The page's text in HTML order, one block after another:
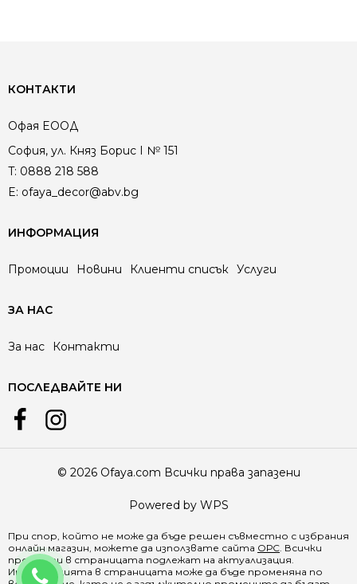
0888 218 588
КОНТАКТИ
Офая EООД
София, ул. Княз Борис I № 151
T: 0888 218 588
E: ofaya_decor@abv.bg
ИНФОРМАЦИЯ
Промоции Новини Клиенти списък Услуги
ЗА НАС
За нас Контакти
ПОСЛЕДВАЙТЕ НИ
© 2026 Ofaya.com Всички права запазени
Powered by WPS
При спор, който не може да бъде решен съвместно с избрания
онлайн магазин, можете да използвате сайта ОРС. Всички
продукти в страницата подлежат на актуализация.
Информацията в страницата може да бъде променяна по